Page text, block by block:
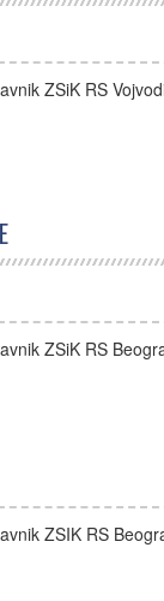
ZSiK RS
ZSiK RS
ZSIK RS